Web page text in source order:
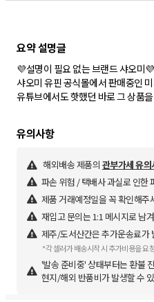
💜설명이 필요 없는 브랜드 샤오미💜
샤오미 유핀 공식몰에서 판매중인
유튜브에서도 핫했던 바로 그 상품
유의사항
해외배송 제품의 관부가세 유
파손 위험 / 택배사 과실로 인한
제품 거래예정일을 꼭 확인해주
재입고 문의는 1:1 메시지로 남
제주/도서산간은 추가운송료가
*각 셀러가 배송시작 시 추가비용을 요
'발송 준비중' 상태부터는 환불
현지/해외 반품비가 발생할 수